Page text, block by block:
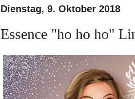
Dienstag, 9. Oktober 2018
Essence "ho ho ho"